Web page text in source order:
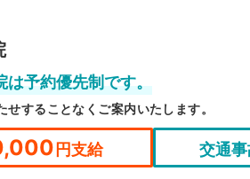
は予約優先制です。
することなくご案内いたします。
円支給 交通